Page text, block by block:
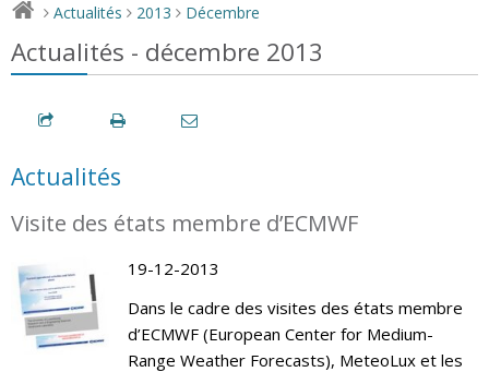
> Actualités > 2013 > Décembre
Actualités - décembre 2013
Actualités
Visite des états membre d’ECMWF
19-12-2013
Dans le cadre des visites des états membre
d’ECMWF (European Center for Medium-
Range Weather Forecasts), MeteoLux et les